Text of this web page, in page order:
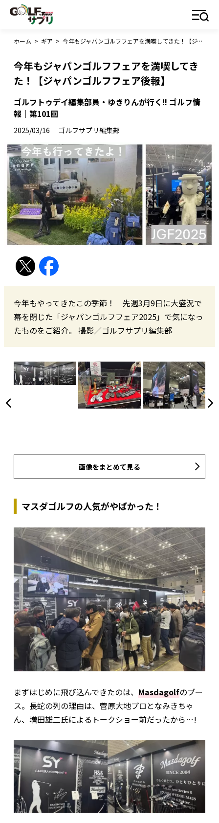
ホーム > ギア > 今年もジャパンゴルフフェアを満喫してきた！【ジャパンゴルフフェア後報】
今年もジャパンゴルフフェアを満喫してき
た！【ジャパンゴルフフェア後報】
ゴルフトゥデイ編集部員・ゆきりんが行く!! ゴルフ情
報｜第101回
2025/03/16 ゴルフサプリ編集部
今年もやってきたこの季節！ 先週3月9日に大盛況で
幕を閉じた「ジャパンゴルフフェア2025」で気になっ
たものをご紹介。 撮影／ゴルフサプリ編集部
画像をまとめて見る
マスダゴルフの人気がやばかった！
まずはじめに飛び込んできたのは、 Masdagolfのブー
ス。長蛇の列の理由は、菅原大地プロとなみきちゃ
ん、増田雄二氏によるトークショー前だったから…!